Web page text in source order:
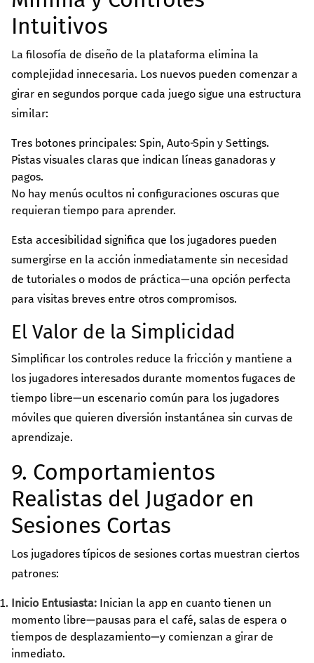
Intuitivos
La filosofía de diseño de la plataforma elimina la
complejidad innecesaria. Los nuevos pueden comenzar a
girar en segundos porque cada juego sigue una estructura
similar:
Tres botones principales: Spin, Auto‑Spin y Settings.
Pistas visuales claras que indican líneas ganadoras y
pagos.
No hay menús ocultos ni configuraciones oscuras que
requieran tiempo para aprender.
Esta accesibilidad significa que los jugadores pueden
sumergirse en la acción inmediatamente sin necesidad
de tutoriales o modos de práctica—una opción perfecta
para visitas breves entre otros compromisos.
El Valor de la Simplicidad
Simplificar los controles reduce la fricción y mantiene a
los jugadores interesados durante momentos fugaces de
tiempo libre—un escenario común para los jugadores
móviles que quieren diversión instantánea sin curvas de
aprendizaje.
9. Comportamientos
Realistas del Jugador en
Sesiones Cortas
Los jugadores típicos de sesiones cortas muestran ciertos
patrones:
Inicio Entusiasta: Inician la app en cuanto tienen un
momento libre—pausas para el café, salas de espera o
tiempos de desplazamiento—y comienzan a girar de
inmediato.